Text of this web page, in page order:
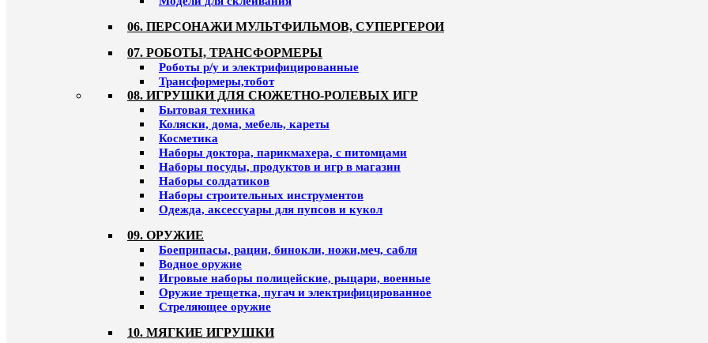
06. ПЕРСОНАЖИ МУЛЬТФИЛЬМОВ, СУПЕРГЕРОИ
07. РОБОТЫ, ТРАНСФОРМЕРЫ
Роботы р/у и электрифицированные
Трансформеры,тобот
08. ИГРУШКИ ДЛЯ СЮЖЕТНО-РОЛЕВЫХ ИГР
Бытовая техника
Коляски, дома, мебель, кареты
Косметика
Наборы доктора, парикмахера, с питомцами
Наборы посуды, продуктов и игр в магазин
Наборы солдатиков
Наборы строительных инструментов
Одежда, аксессуары для пупсов и кукол
09. ОРУЖИЕ
Боеприпасы, рации, бинокли, ножи,меч, сабля
Водное оружие
Игровые наборы полицейские, рыцари, военные
Оружие трещетка, пугач и электрифицированное
Стреляющее оружие
10. МЯГКИЕ ИГРУШКИ